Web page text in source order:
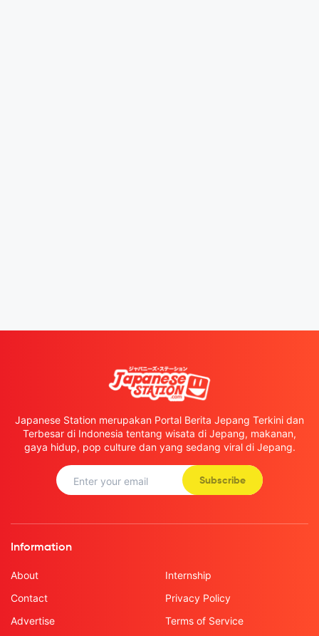
Japanese Station merupakan Portal Berita Jepang Terkini dan
Terbesar di Indonesia tentang wisata di Jepang, makanan,
gaya hidup, pop culture dan yang sedang viral di Jepang.
Subscribe
Information
About
Contact
Advertise
Internship
Privacy Policy
Terms of Service